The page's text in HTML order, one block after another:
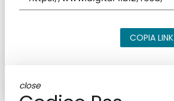
COPIA LINK
close